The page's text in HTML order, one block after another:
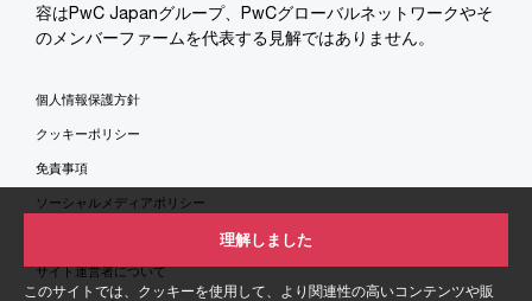
このサイトでは、クッキーを使用して、より関連性の高いコンテンツや販
理解しました
容はPwC Japanグループ、PwCグローバルネットワークやそ
のメンバーファームを代表する見解ではありません。
個人情報保護方針
クッキーポリシー
免責事項
ソーシャルメディアポリシー
サイト運営者について